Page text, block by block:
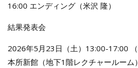
16:00 エンディング（米沢 隆）
結果発表会
2026年5月23日（土）13:00-17:00
本所新館（地下1階レクチャールー